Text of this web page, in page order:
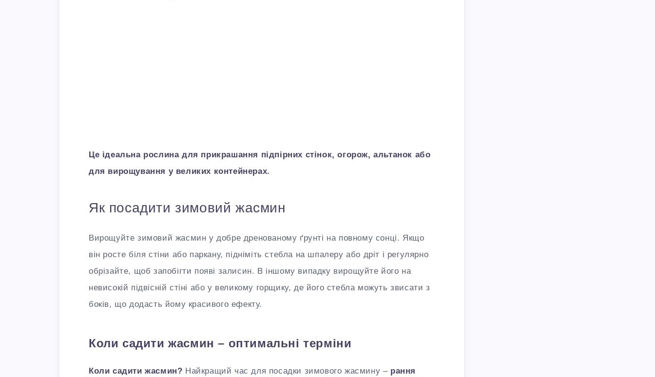
Це ідеальна рослина для прикрашання підпірних стінок, огорож, альтанок або
для вирощування у великих контейнерах.
Як посадити зимовий жасмин
Вирощуйте зимовий жасмин у добре дренованому ґрунті на повному сонці. Якщо
він росте біля стіни або паркану, підніміть стебла на шпалеру або дріт і регулярно
обрізайте, щоб запобігти появі залисин. В іншому випадку вирощуйте його на
невисокій підвісній стіні або у великому горщику, де його стебла можуть звисати з
боків, що додасть йому красивого ефекту.
Коли садити жасмин – оптимальні терміни
Коли садити жасмин? Найкращий час для посадки зимового жасмину – рання